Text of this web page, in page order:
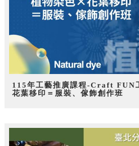
115年工藝推廣課程-Craft FUN
花葉移印＝服裝、傢飾創作班